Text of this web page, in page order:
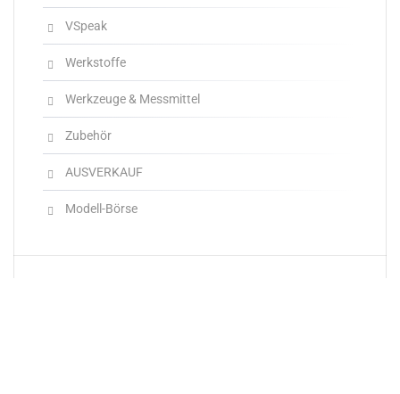
VSpeak
Werkstoffe
Werkzeuge & Messmittel
Zubehör
AUSVERKAUF
Modell-Börse